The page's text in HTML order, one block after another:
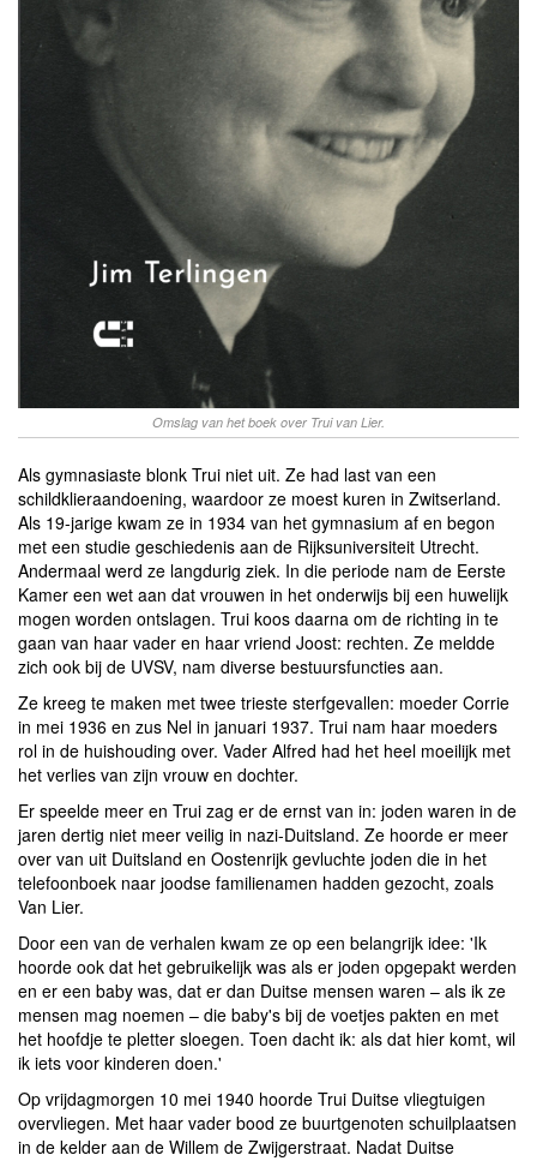
Omslag van het boek over Trui van Lier.
Als gymnasiaste blonk Trui niet uit. Ze had last van een
schildklieraandoening, waardoor ze moest kuren in Zwitserland.
Als 19-jarige kwam ze in 1934 van het gymnasium af en begon
met een studie geschiedenis aan de Rijksuniversiteit Utrecht.
Andermaal werd ze langdurig ziek. In die periode nam de Eerste
Kamer een wet aan dat vrouwen in het onderwijs bij een huwelijk
mogen worden ontslagen. Trui koos daarna om de richting in te
gaan van haar vader en haar vriend Joost: rechten. Ze meldde
zich ook bij de UVSV, nam diverse bestuursfuncties aan.
Ze kreeg te maken met twee trieste sterfgevallen: moeder Corrie
in mei 1936 en zus Nel in januari 1937. Trui nam haar moeders
rol in de huishouding over. Vader Alfred had het heel moeilijk met
het verlies van zijn vrouw en dochter.
Er speelde meer en Trui zag er de ernst van in: joden waren in de
jaren dertig niet meer veilig in nazi-Duitsland. Ze hoorde er meer
over van uit Duitsland en Oostenrijk gevluchte joden die in het
telefoonboek naar joodse familienamen hadden gezocht, zoals
Van Lier.
Door een van de verhalen kwam ze op een belangrijk idee: 'Ik
hoorde ook dat het gebruikelijk was als er joden opgepakt werden
en er een baby was, dat er dan Duitse mensen waren – als ik ze
mensen mag noemen – die baby's bij de voetjes pakten en met
het hoofdje te pletter sloegen. Toen dacht ik: als dat hier komt, wil
ik iets voor kinderen doen.'
Op vrijdagmorgen 10 mei 1940 hoorde Trui Duitse vliegtuigen
overvliegen. Met haar vader bood ze buurtgenoten schuilplaatsen
in de kelder aan de Willem de Zwijgerstraat. Nadat Duitse